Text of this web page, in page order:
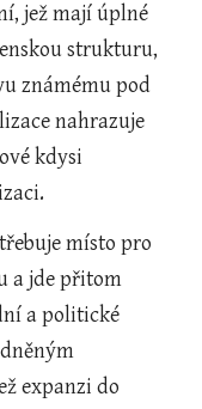
jež mají úplné
strukturu,
známému pod
nahrazuje
kdysi
místo pro
a jde přitom
a politické
expanzi do